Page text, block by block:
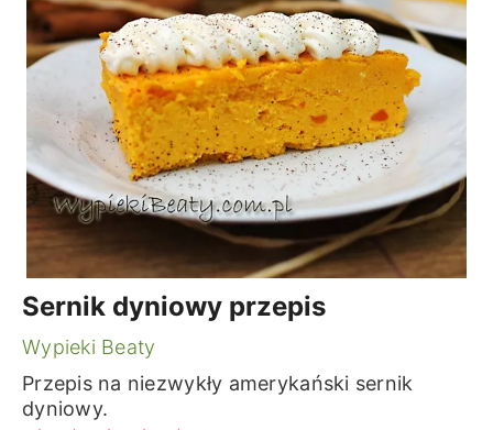
Sernik dyniowy przepis
Wypieki Beaty
Przepis na niezwykły amerykański sernik
dyniowy.